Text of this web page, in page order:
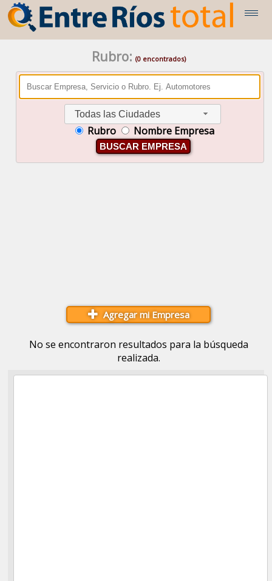
Rubro: (0 encontrados)
Todas las Ciudades
Rubro Nombre Empresa
BUSCAR EMPRESA
Agregar mi Empresa
No se encontraron resultados para la búsqueda
realizada.